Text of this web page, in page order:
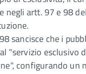
negli artt. 97 e 98
sancisce che i
"servizio esclusivo
configurando un